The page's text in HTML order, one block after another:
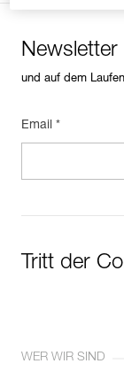
Newsletter
und auf dem
Email *
Tritt der
WER WIR SIND